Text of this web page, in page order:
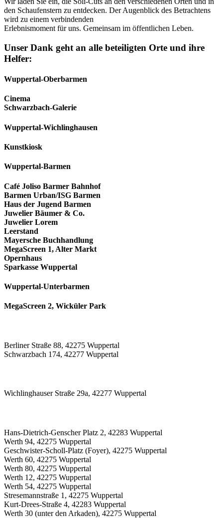
den Schaufenstern zu entdecken. Der Augenblick des Betrachtens
wird zu einem verbindenden
Erlebnismoment für uns. Gemeinsam im öffentlichen Leben.
Unser Dank geht an alle beteiligten Orte und ihre
Helfer:
Wuppertal-Oberbarmen
Cinema
Schwarzbach-Galerie
Wuppertal-Wichlinghausen
Kunstkiosk
Wuppertal-Barmen
Café Joliso Barmer Bahnhof
Barmen Urban/ISG Barmen
Haus der Jugend Barmen
Juwelier Bäumer & Co.
Juwelier Lorem
Leerstand
Mayersche Buchhandlung
MegaScreen 1, Alter Markt
Opernhaus
Sparkasse Wuppertal
Wuppertal-Unterbarmen
MegaScreen 2, Wicküler Park
Berliner Straße 88, 42275 Wuppertal
Schwarzbach 174, 42277 Wuppertal
Wichlinghauser Straße 29a, 42277 Wuppertal
Hans-Dietrich-Genscher Platz 2, 42283 Wuppertal
Werth 94, 42275 Wuppertal
Geschwister-Scholl-Platz (Foyer), 42275 Wuppertal
Werth 60, 42275 Wuppertal
Werth 80, 42275 Wuppertal
Werth 12, 42275 Wuppertal
Werth 54, 42275 Wuppertal
Stresemannstraße 1, 42275 Wuppertal
Kurt-Drees-Straße 4, 42283 Wuppertal
Werth 30 (unter den Arkaden), 42275 Wuppertal